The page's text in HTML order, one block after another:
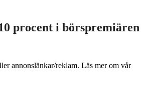
procent i börspremiären
annonslänkar/reklam. Läs mer om vår